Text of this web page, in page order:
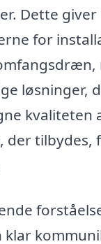
Dette giver
for
løsninger,
kvaliteten
der
klar